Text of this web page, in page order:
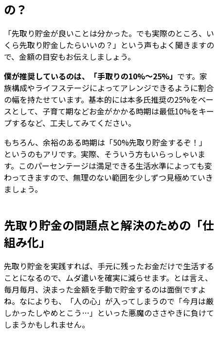
の？
「先取り貯金が良いことは分かった。でも実際のところ、い
くら先取り貯金したらいいの？」という声もよく聞きますの
で、金額の目安もお伝えしましょう。
僕が推奨しているのは、「手取りの10%～25%」 です。家
族構成やライフステージによってアレンジできるように割合
の幅を持たせています。基本的には本多氏推奨の25%をベー
スとして、子育て期などお金がかかる時期は最低10%をキー
プするなど、工夫してみてください。
もちろん、余裕のある時期は「50%先取り貯金するぞ！」
というのもアリです。実際、そういう方もいらっしゃいま
す。このパーセンテージは満足できる生活水準によっても変
わってきますので、無理のない範囲を少しずつ見極めていき
ましょう。
先取り貯金の問題点と解決のための「仕
組み化」
先取り貯金を実践すれば、手元に残ったお金だけで生活する
ことになるので、ムダ遣いを確実に減らせます。とは言え、
毎月毎月、決まった金額を手動で貯金するのは面倒ですよ
ね。なによりも、「人の心」が入ってしまうので「今月は厳
しかったしやめとこう…」といった悪魔のささやきに負けて
しまうかもしれません。